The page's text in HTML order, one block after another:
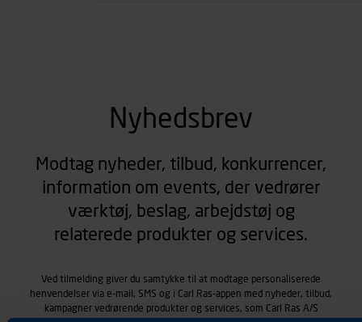
Nyhedsbrev
Modtag nyheder, tilbud, konkurrencer,
information om events, der vedrører
værktøj, beslag, arbejdstøj og
relaterede produkter og services.
Ved tilmelding giver du samtykke til at modtage personaliserede
henvendelser via e-mail, SMS og i Carl Ras-appen med nyheder, tilbud,
kampagner vedrørende produkter og services, som Carl Ras A/S